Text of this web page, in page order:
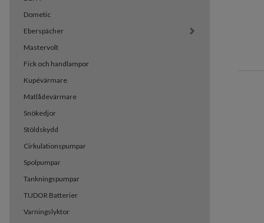
Dometic
Eberspächer
Mastervolt
Fick och handlampor
Kupévärmare
Matlådevärmare
Snökedjor
Stöldskydd
Cirkulationspumpar
Spolpumpar
Tankningspumpar
TUDOR Batterier
Varningslyktor